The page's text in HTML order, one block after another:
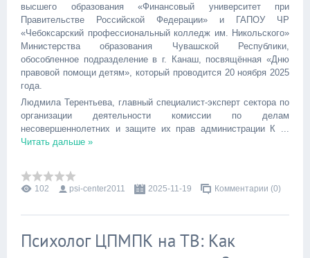
высшего образования «Финансовый университет при
Правительстве Российской Федерации» и ГАПОУ ЧР
«Чебоксарский профессиональный колледж им. Никольского»
Министерства образования Чувашской Республики,
обособленное подразделение в г. Канаш, посвящённая «Дню
правовой помощи детям», который проводится 20 ноября 2025
года.
Людмила Терентьева, главный специалист-эксперт сектора по
организации деятельности комиссии по делам
несовершеннолетних и защите их прав администрации К
Читать дальше »
102 psi-center2011 2025-11-19 Комментарии (0)
Психолог ЦПМПК на ТВ: Как